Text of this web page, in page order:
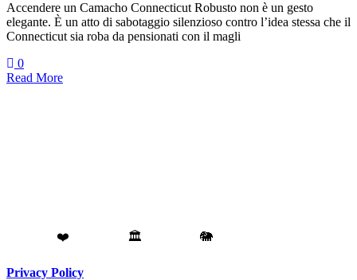
Accendere un Camacho Connecticut Robusto non è un gesto
elegante. È un atto di sabotaggio silenzioso contro l’idea stessa che il
Connecticut sia roba da pensionati con il magli
0
Read More
❤️ 🏛️ 🐘
Privacy Policy